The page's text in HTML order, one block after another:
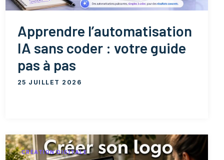
Apprendre l’automatisation
IA sans coder : votre guide
pas à pas
25 JUILLET 2026
CRÉATION DIGITALE